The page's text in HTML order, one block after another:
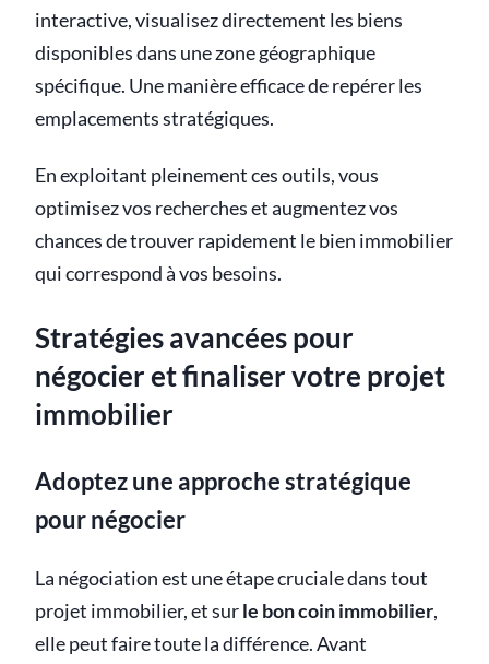
interactive, visualisez directement les biens
disponibles dans une zone géographique
spécifique. Une manière efficace de repérer les
emplacements stratégiques.
En exploitant pleinement ces outils, vous
optimisez vos recherches et augmentez vos
chances de trouver rapidement le bien immobilier
qui correspond à vos besoins.
Stratégies avancées pour
négocier et finaliser votre projet
immobilier
Adoptez une approche stratégique
pour négocier
La négociation est une étape cruciale dans tout
projet immobilier, et surle bon coin immobilier,
elle peut faire toute la différence. Avant